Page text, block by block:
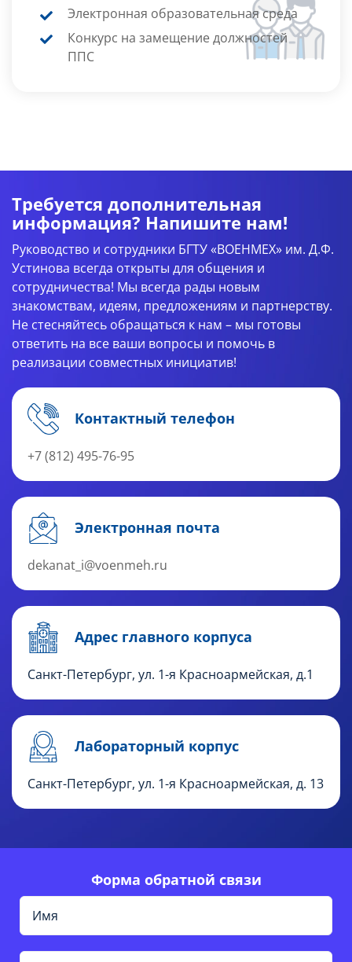
Электронная образовательная среда
Конкурс на замещение должностей
ППС
Требуется дополнительная
информация? Напишите нам!
Руководство и сотрудники БГТУ «ВОЕНМЕХ» им. Д.Ф.
Устинова всегда открыты для общения и
сотрудничества! Мы всегда рады новым
знакомствам, идеям, предложениям и партнерству.
Не стесняйтесь обращаться к нам – мы готовы
ответить на все ваши вопросы и помочь в
реализации совместных инициатив!
Контактный телефон
+7 (812) 495-76-95
Электронная почта
dekanat_i@voenmeh.ru
Адрес главного корпуса
Санкт-Петербург, ул. 1-я Красноармейская, д.1
Лабораторный корпус
Санкт-Петербург, ул. 1-я Красноармейская, д. 13
Форма обратной связи